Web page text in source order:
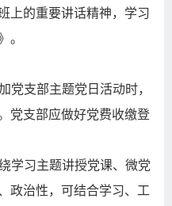
上的重要讲话精神，学习
。
党支部主题党日活动时，
党支部应做好党费收缴登
学习主题讲授党课、微党
政治性，可结合学习、工